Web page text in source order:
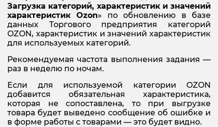
Загрузка категорий, характеристик и значений
характеристикOzon» по обновлению в базе
данных Торгового предприятия категорий
OZON, характеристик и значений характеристик
для используемых категорий.
Рекомендуемая частота выполнения задания —
раз в неделю по ночам.
Если для используемой категории OZON
добавится обязательная характеристика,
которая не сопоставлена, то при выгрузке
товара будет выведено сообщение об ошибке и
в форме работы с товарами — это будет видно.